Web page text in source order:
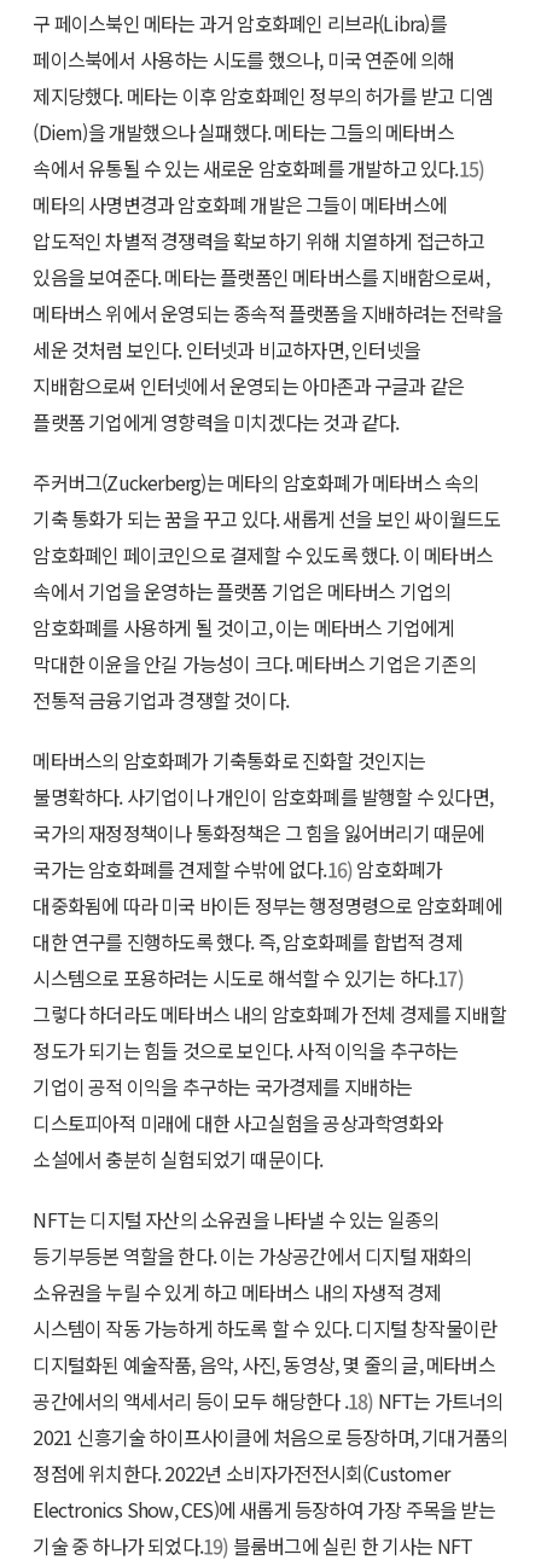
구 페이스북인 메타는 과거 암호화폐인 리브라(Libra)를
페이스북에서 사용하는 시도를 했으나, 미국 연준에 의해
제지당했다. 메타는 이후 암호화폐인 정부의 허가를 받고 디엠
(Diem)을 개발했으나 실패했다. 메타는 그들의 메타버스
속에서 유통될 수 있는 새로운 암호화폐를 개발하고 있다.15)
메타의 사명변경과 암호화폐 개발은 그들이 메타버스에
압도적인 차별적 경쟁력을 확보하기 위해 치열하게 접근하고
있음을 보여준다. 메타는 플랫폼인 메타버스를 지배함으로써,
메타버스 위에서 운영되는 종속적 플랫폼을 지배하려는 전략을
세운 것처럼 보인다. 인터넷과 비교하자면, 인터넷을
지배함으로써 인터넷에서 운영되는 아마존과 구글과 같은
플랫폼 기업에게 영향력을 미치겠다는 것과 같다.
주커버그(Zuckerberg)는 메타의 암호화폐가 메타버스 속의
기축 통화가 되는 꿈을 꾸고 있다. 새롭게 선을 보인 싸이월드도
암호화폐인 페이코인으로 결제할 수 있도록 했다. 이 메타버스
속에서 기업을 운영하는 플랫폼 기업은 메타버스 기업의
암호화폐를 사용하게 될 것이고, 이는 메타버스 기업에게
막대한 이윤을 안길 가능성이 크다. 메타버스 기업은 기존의
전통적 금융기업과 경쟁할 것이다.
메타버스의 암호화폐가 기축통화로 진화할 것인지는
불명확하다. 사기업이나 개인이 암호화폐를 발행할 수 있다면,
국가의 재정정책이나 통화정책은 그 힘을 잃어버리기 때문에
국가는 암호화폐를 견제할 수밖에 없다.16)암호화폐가
대중화됨에 따라 미국 바이든 정부는 행정명령으로 암호화폐에
대한 연구를 진행하도록 했다. 즉, 암호화폐를 합법적 경제
시스템으로 포용하려는 시도로 해석할 수 있기는 하다.17)
그렇다 하더라도 메타버스 내의 암호화폐가 전체 경제를 지배할
정도가 되기는 힘들 것으로 보인다. 사적 이익을 추구하는
기업이 공적 이익을 추구하는 국가경제를 지배하는
디스토피아적 미래에 대한 사고실험을 공상과학영화와
소설에서 충분히 실험되었기 때문이다.
NFT는 디지털 자산의 소유권을 나타낼 수 있는 일종의
등기부등본 역할을 한다. 이는 가상공간에서 디지털 재화의
소유권을 누릴 수 있게 하고 메타버스 내의 자생적 경제
시스템이 작동 가능하게 하도록 할 수 있다. 디지털 창작물이란
디지털화된 예술작품, 음악, 사진, 동영상, 몇 줄의 글, 메타버스
공간에서의 액세서리 등이 모두 해당한다 .18) NFT는 가트너의
2021 신흥기술 하이프사이클에 처음으로 등장하며, 기대거품의
정점에 위치한다. 2022년 소비자가전전시회(Customer
Electronics Show, CES)에 새롭게 등장하여 가장 주목을 받는
기술 중 하나가 되었다.19) 블룸버그에 실린 한 기사는 NFT